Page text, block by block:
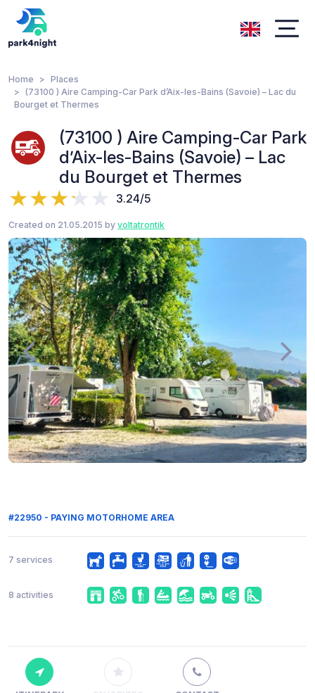
Home
Places
(73100 ) Aire Camping-Car Park d’Aix-les-Bains (Savoie) – Lac du
Bourget et Thermes
(73100 ) Aire Camping-Car Park
d’Aix-les-Bains (Savoie) – Lac
du Bourget et Thermes
3.24/5
Created on 21.05.2015 by voltatrontik
#22950 - PAYING MOTORHOME AREA
7 services
8 activities